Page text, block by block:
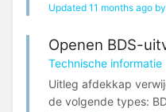
Updated 11 months ago
Openen BDS-
Technische informatie
Uitleg afdekkap
de volgende types: